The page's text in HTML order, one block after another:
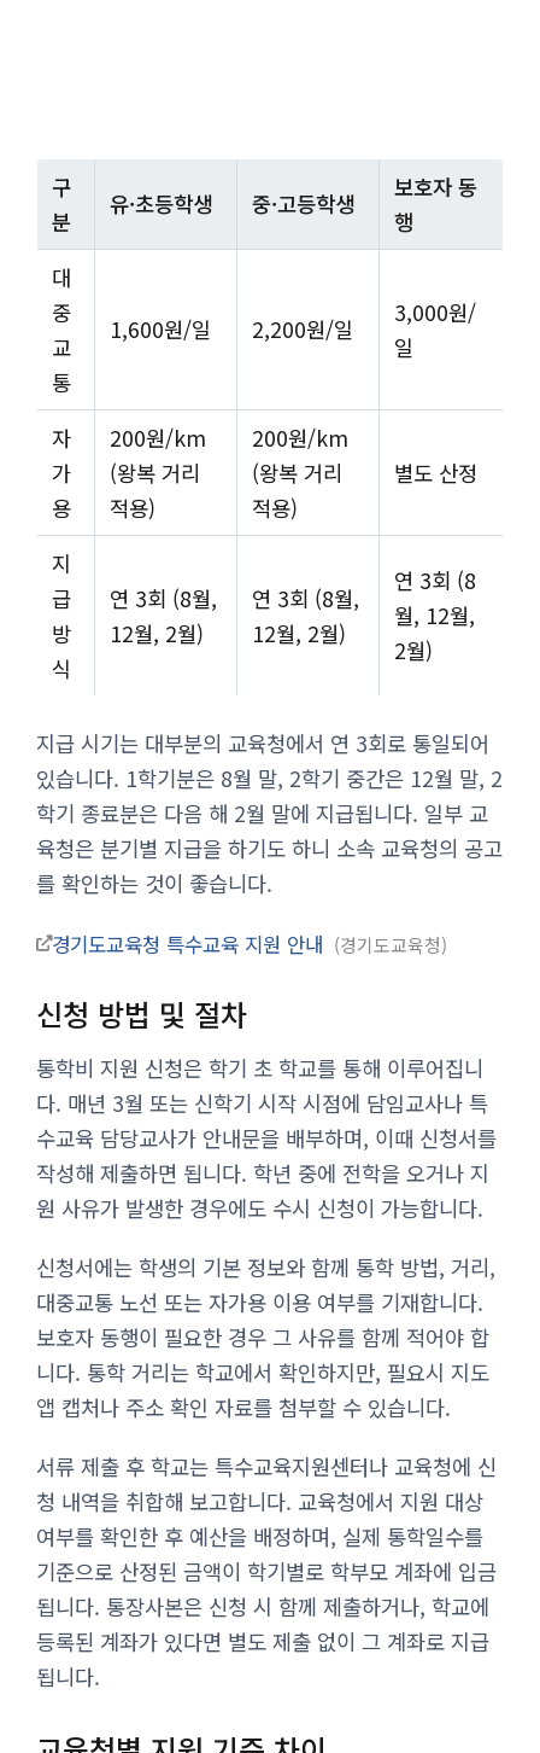
구
분
유·초등학생 중·고등학생
보호자 동
행
대
중
교
통
1,600원/일 2,200원/일
3,000원/
일
자
가
용
200원/km
(왕복 거리
적용)
200원/km
(왕복 거리
적용)
별도 산정
지
급
방
식
연 3회 (8월,
12월, 2월)
연 3회 (8월,
12월, 2월)
연 3회 (8
월, 12월,
2월)
지급 시기는 대부분의 교육청에서 연 3회로 통일되어
있습니다. 1학기분은 8월 말, 2학기 중간은 12월 말, 2
학기 종료분은 다음 해 2월 말에 지급됩니다. 일부 교
육청은 분기별 지급을 하기도 하니 소속 교육청의 공고
를 확인하는 것이 좋습니다.
경기도교육청 특수교육 지원 안내 경기도교육청
신청 방법 및 절차
통학비 지원 신청은 학기 초 학교를 통해 이루어집니
다. 매년 3월 또는 신학기 시작 시점에 담임교사나 특
수교육 담당교사가 안내문을 배부하며, 이때 신청서를
작성해 제출하면 됩니다. 학년 중에 전학을 오거나 지
원 사유가 발생한 경우에도 수시 신청이 가능합니다.
신청서에는 학생의 기본 정보와 함께 통학 방법, 거리,
대중교통 노선 또는 자가용 이용 여부를 기재합니다.
보호자 동행이 필요한 경우 그 사유를 함께 적어야 합
니다. 통학 거리는 학교에서 확인하지만, 필요시 지도
앱 캡처나 주소 확인 자료를 첨부할 수 있습니다.
서류 제출 후 학교는 특수교육지원센터나 교육청에 신
청 내역을 취합해 보고합니다. 교육청에서 지원 대상
여부를 확인한 후 예산을 배정하며, 실제 통학일수를
기준으로 산정된 금액이 학기별로 학부모 계좌에 입금
됩니다. 통장사본은 신청 시 함께 제출하거나, 학교에
등록된 계좌가 있다면 별도 제출 없이 그 계좌로 지급
됩니다.